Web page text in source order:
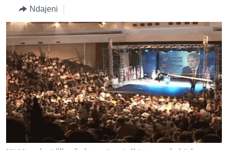
MJEDISI
KULTURË
SHKENCË DHE TEKNOLOGJI
SHËNDETËSI
INTERVISTA
DITARI
Gjuhët
Ndajeni